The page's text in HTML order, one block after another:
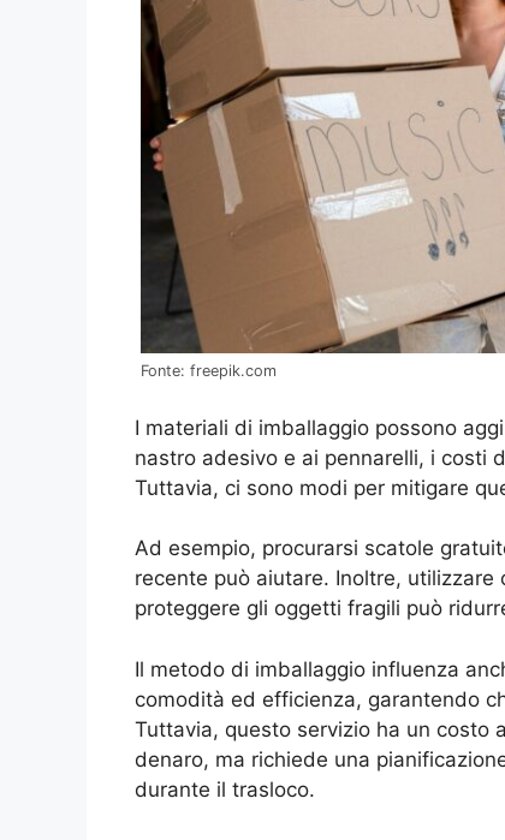
Fonte: freepik.com
I materiali di imballaggio possono
nastro adesivo e ai pennarelli, i costi
Tuttavia, ci sono modi per mitigare
Ad esempio, procurarsi scatole
recente può aiutare. Inoltre,
proteggere gli oggetti fragili può
Il metodo di imballaggio influenza
comodità ed efficienza, garantendo
Tuttavia, questo servizio ha un costo
denaro, ma richiede una
durante il trasloco.